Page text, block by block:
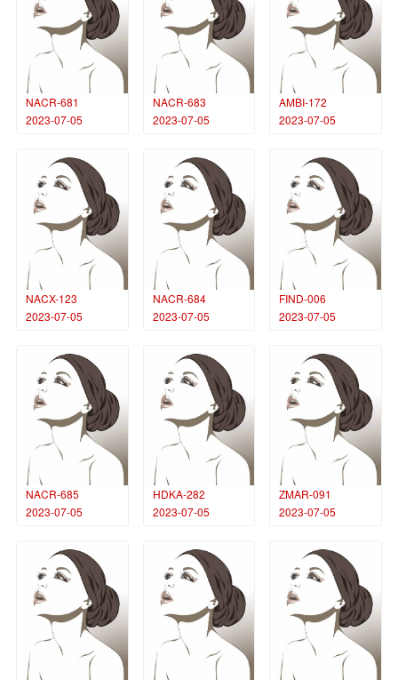
NACR-681
2023-07-05
NACR-683
2023-07-05
AMBI-172
2023-07-05
NACX-123
2023-07-05
NACR-684
2023-07-05
FIND-006
2023-07-05
NACR-685
2023-07-05
HDKA-282
2023-07-05
ZMAR-091
2023-07-05